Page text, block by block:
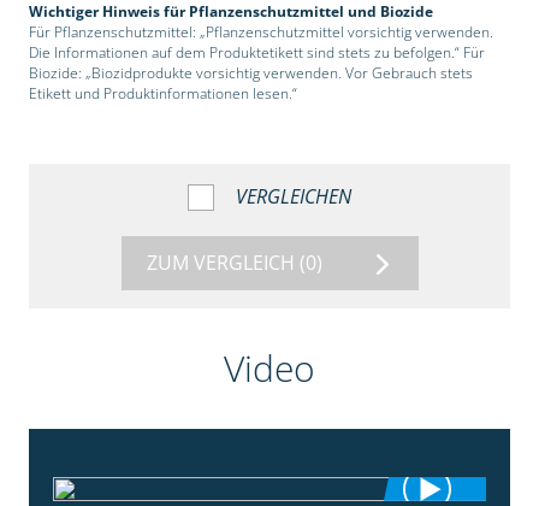
Wichtiger Hinweis für Pflanzenschutzmittel und Biozide
Für Pflanzenschutzmittel: „Pflanzenschutzmittel vorsichtig verwenden.
Die Informationen auf dem Produktetikett sind stets zu befolgen.“ Für
Biozide: „Biozidprodukte vorsichtig verwenden. Vor Gebrauch stets
Etikett und Produktinformationen lesen.“
VERGLEICHEN
ZUM VERGLEICH (0)
Video